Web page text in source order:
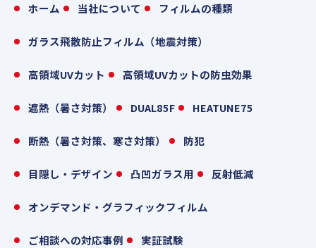
ホーム 当社について フィルムの種類
ガラス飛散防止フィルム（地震対策）
高領域UVカット 高領域UVカットの防虫効果
遮熱（暑さ対策） DUAL85F HEATUNE75
断熱（暑さ対策、寒さ対策） 防犯
目隠し・デザイン 凸凹ガラス用 反射低減
オンデマンド・グラフィックフィルム
ご相談への対応事例 実証試験